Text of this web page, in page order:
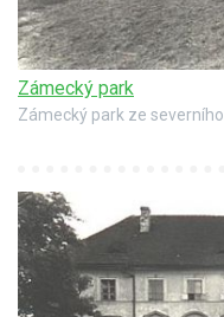
Zámecký park